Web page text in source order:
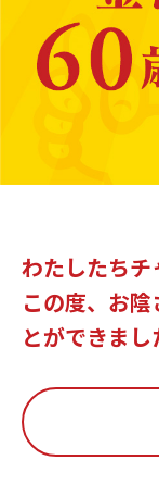
わたしたちチ
この度、お
とができまし